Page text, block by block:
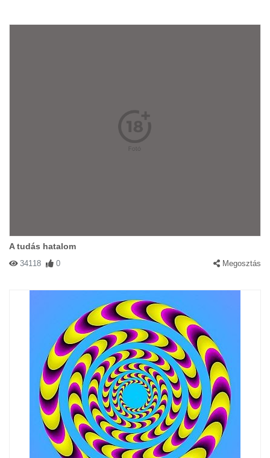
A tudás hatalom
34118 0 Megosztás